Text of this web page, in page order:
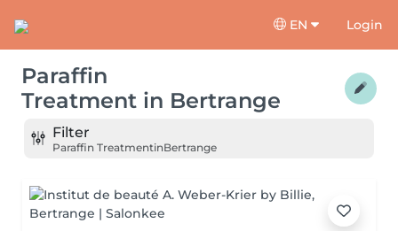
EN Login
Paraffin
Treatment in Bertrange
Filter
Paraffin TreatmentinBertrange